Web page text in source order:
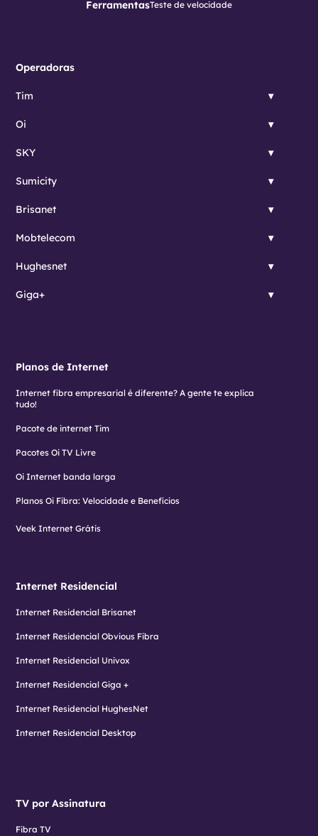
FerramentasTeste de velocidade
Operadoras
Tim
Oi
SKY
Sumicity
Brisanet
Mobtelecom
Hughesnet
Giga+
Planos de Internet
Internet fibra empresarial é diferente? A gente te explica
tudo!
Pacote de internet Tim
Pacotes Oi TV Livre
Oi Internet banda larga
Planos Oi Fibra: Velocidade e Benefícios
Veek Internet Grátis
Internet Residencial
Internet Residencial Brisanet
Internet Residencial Obvious Fibra
Internet Residencial Univox
Internet Residencial Giga +
Internet Residencial HughesNet
Internet Residencial Desktop
TV por Assinatura
Fibra TV